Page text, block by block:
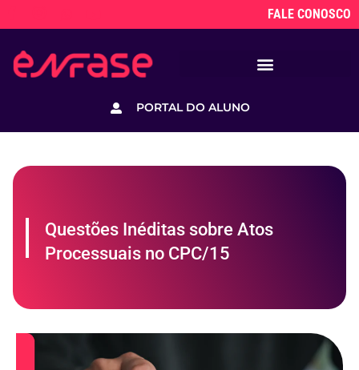
FALE CONOSCO
PORTAL DO ALUNO
Questões Inéditas sobre Atos
Processuais no CPC/15